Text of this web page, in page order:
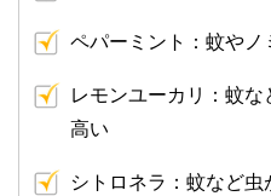
ペパーミント：蚊やノ
レモンユーカリ：蚊
高い
シトロネラ：蚊など